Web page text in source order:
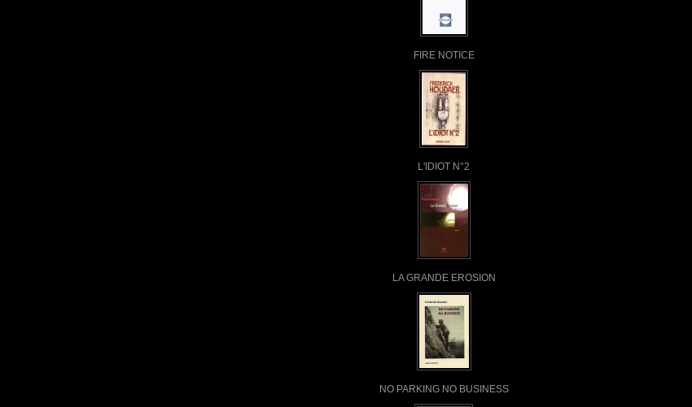
FIRE NOTICE
L'IDIOT N°2
LA GRANDE EROSION
NO PARKING NO BUSINESS